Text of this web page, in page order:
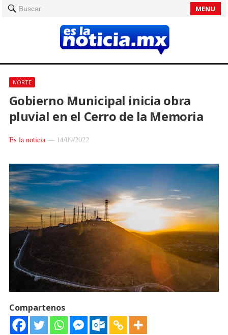
Buscar MENU
NORTE
Gobierno Municipal inicia obra
pluvial en el Cerro de la Memoria
Es la noticia— 14/09/2022
Compartenos